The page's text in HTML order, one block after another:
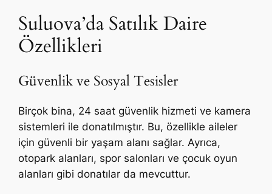
Suluova’da Satılık Daire
Özellikleri
Güvenlik ve Sosyal Tesisler
Birçok bina, 24 saat güvenlik hizmeti ve kamera
sistemleri ile donatılmıştır. Bu, özellikle aileler
için güvenli bir yaşam alanı sağlar. Ayrıca,
otopark alanları, spor salonları ve çocuk oyun
alanları gibi donatılar da mevcuttur.